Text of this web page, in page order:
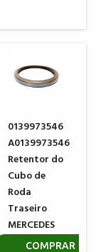
0139973546
A0139973546
Retentor do
Cubo de
Roda
Traseiro
MERCEDES
BENZCOMPRAR